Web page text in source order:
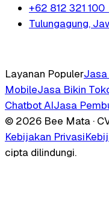
+62 812 321 100
Tulungagung,
Layanan PopulerJasa
MobileJasa Bikin
Chatbot AIJasa
© 2026 Bee Mata ·
Kebijakan Privasi
cipta dilindungi.